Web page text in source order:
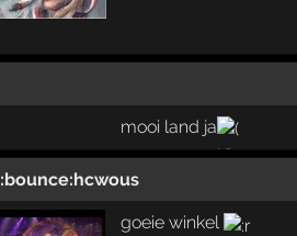
mooi land ja
:bounce:hcwous
goeie winkel